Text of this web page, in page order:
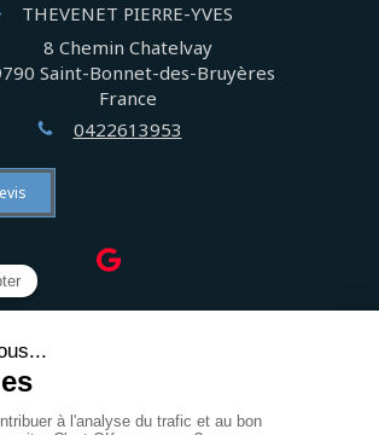
THEVENET PIERRE-YVES
8 Chemin Chatelvay
Saint-Bonnet-des-Bruyères
France
0422613953
PIERRE-YVES - Électricien